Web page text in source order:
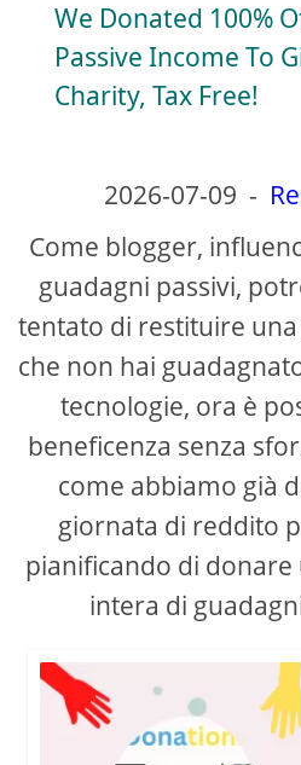
a
V
i
d
e
o
We Donated 100%
Passive Income To
Charity, Tax Free!
2026-07-09 -
Come blogger,
guadagni passivi,
tentato di restituire
che non hai
tecnologie, ora è
beneficenza senza
come abbiamo già
giornata di reddito
pianificando di
intera di